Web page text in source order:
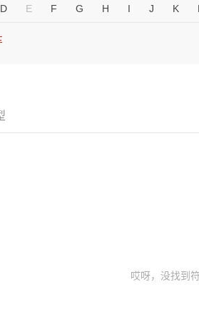
D E F G H I J K L
哎呀，没找到